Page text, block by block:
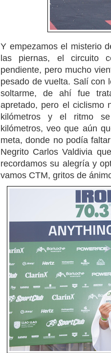
Y empezamos el misterio
las piernas, el circuito
pendiente, pero mucho
pesado de vuelta. Salí con
soltarme, de ahí fue
apretado, pero el ciclismo
kilómetros y el ritmo
kilómetros, veo que aún
meta, donde no podía
Negrito Carlos Valdivia
recordamos su alegría y
vamos CTM, gritos de